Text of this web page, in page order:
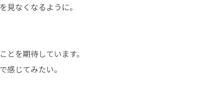
見なくなるように。
を期待しています。
感じてみたい。